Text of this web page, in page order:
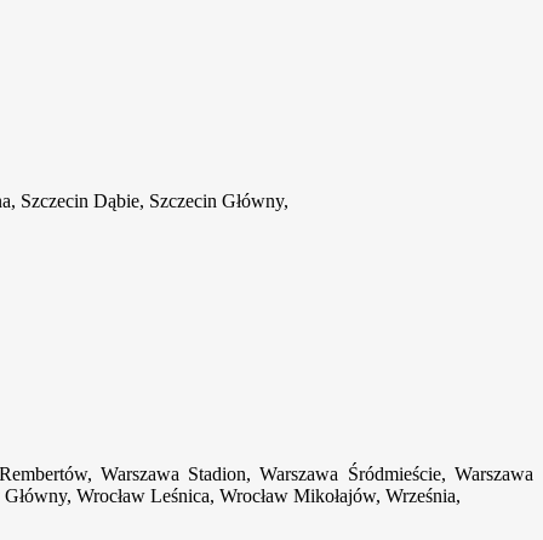
Szczecin Dąbie, Szczecin Główny,
Warszawa Stadion, Warszawa Śródmieście, Warszawa
Wrocław Leśnica, Wrocław Mikołajów, Września,